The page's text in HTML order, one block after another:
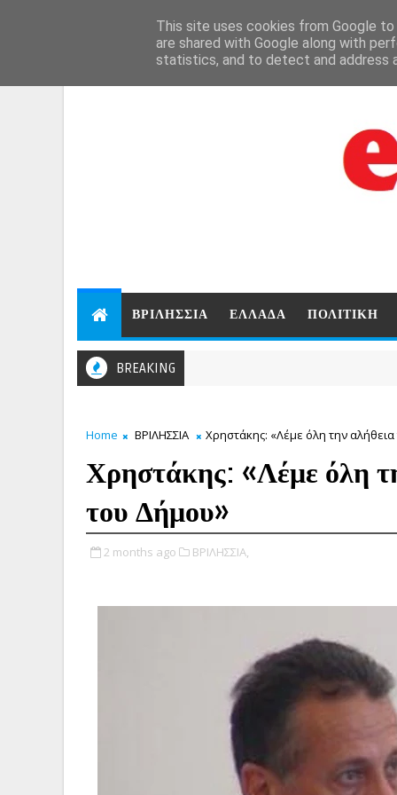
ΒΡΙΛΗΣΣΙΑ ΕΛΛΑΔΑ ΠΟΛΙΤΙΚΗ
BREAKING
Home ΒΡΙΛΗΣΣΙΑ Χρηστάκης: «Λέμε όλη την
Χρηστάκης: «Λέμε όλη
του Δήμου»
2 months ago ΒΡΙΛΗΣΣΙΑ,
This site uses cookies from Google
are shared with Google along with
statistics, and to detect and address